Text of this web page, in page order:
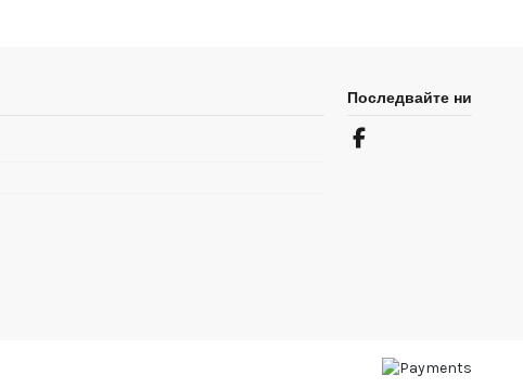
Последвайте ни